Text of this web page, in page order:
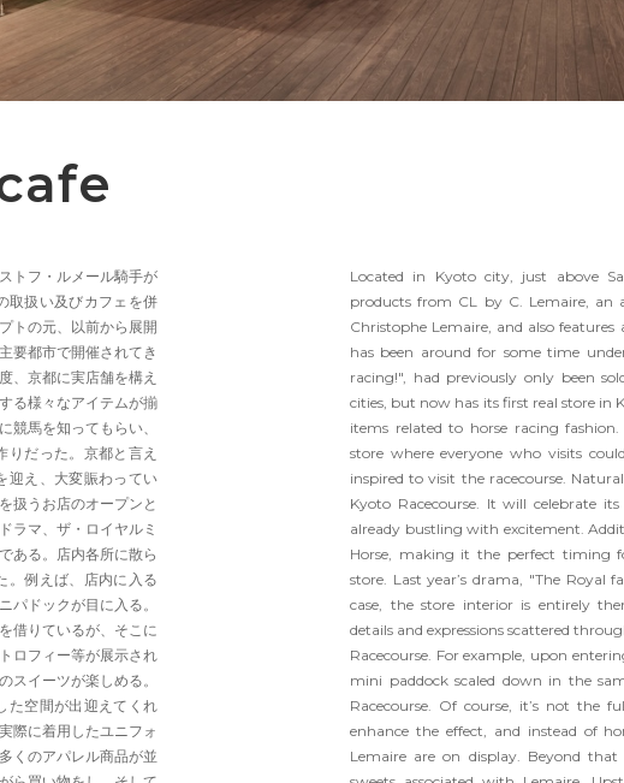
トフ・ルメール騎手が
取扱い及びカフェを併
トの元、以前から展開
要都市で開催されてき
、京都に実店舗を構え
る様々なアイテムが揃
競馬を知ってもらい、
だった。京都と言え
迎え、大変賑わってい
扱うお店のオープンと
ラマ、ザ・ロイヤルミ
ある。店内各所に散ら
。例えば、店内に入る
パドックが目に入る。
借りているが、そこに
ロフィー等が展示され
スイーツが楽しめる。
た空間が出迎えてくれ
際に着用したユニフォ
くのアパレル商品が並
Located in Kyoto city, just above
products from CL by C. Lemaire, an
Christophe Lemaire, and also
has been around for some time
racing!", had previously only been
cities, but now has its first real store in
items related to horse racing
store where everyone who visits
inspired to visit the racecourse.
Kyoto Racecourse. It will celebrate
already bustling with excitement.
Horse, making it the perfect timing
store. Last year’s drama, "The Royal
case, the store interior is entirely
details and expressions scattered
Racecourse. For example, upon
mini paddock scaled down in the
Racecourse. Of course, it’s not the
enhance the effect, and instead of
Lemaire are on display. Beyond